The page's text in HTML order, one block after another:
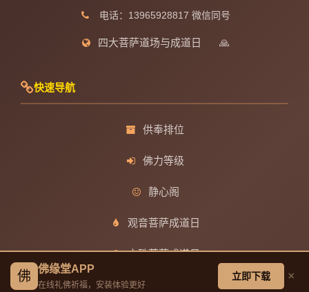
电话：13965928817 微信同号
四大菩萨道场与成道日 🙏
快速导航
供奉排位
佛力等级
静心阁
观音菩萨成道日
文殊菩萨成道日
普贤菩萨成道日
佛 佛缘堂APP
在线礼佛祈福，安装体验更好
立即下载 ×